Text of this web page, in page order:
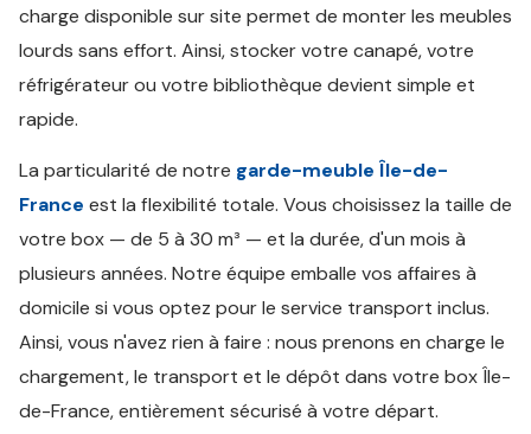
charge disponible sur site permet de monter les meubles
lourds sans effort. Ainsi, stocker votre canapé, votre
réfrigérateur ou votre bibliothèque devient simple et
rapide.
La particularité de notre garde-meuble Île-de-
France est la flexibilité totale. Vous choisissez la taille de
votre box — de 5 à 30 m³ — et la durée, d'un mois à
plusieurs années. Notre équipe emballe vos affaires à
domicile si vous optez pour le service transport inclus.
Ainsi, vous n'avez rien à faire : nous prenons en charge le
chargement, le transport et le dépôt dans votre box Île-
de-France, entièrement sécurisé à votre départ.